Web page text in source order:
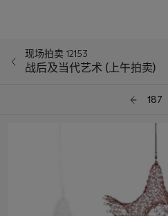
现场拍卖 12153
战后及当代艺术 (上午拍卖)
187